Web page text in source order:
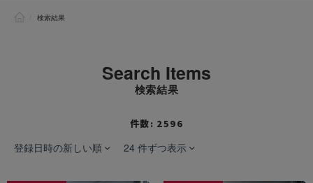
検索結果
Search Items
検索結果
件数: 2596
登録日時の新しい順 24 件ずつ表示